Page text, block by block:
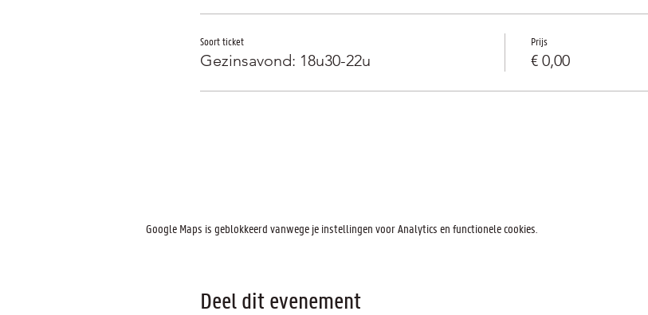
Soort ticket
Gezinsavond: 18u30-22u
Prijs
€ 0,00
Google Maps is geblokkeerd vanwege je instellingen voor Analytics en functionele cookies.
Deel dit evenement